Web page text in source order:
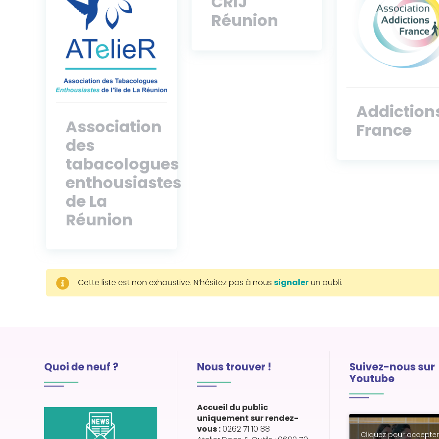
Association
des
tabacologues
enthousiastes
de La
Réunion
Réunion
France
Cette liste est non exhaustive. N’hésitez pas à noussignalerun oubli.
Quoi de neuf ? Nous trouver !
Accueil du public
uniquement sur rendez-
vous :0262 71 10 88
Suivez-nous sur
Youtube
Cliquez pour